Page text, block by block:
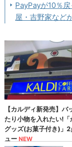
PayPayが10％
屋・吉野家など